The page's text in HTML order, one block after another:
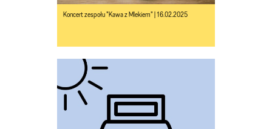
Koncert zespołu "Kawa z Mlekiem" | 16.02.2025